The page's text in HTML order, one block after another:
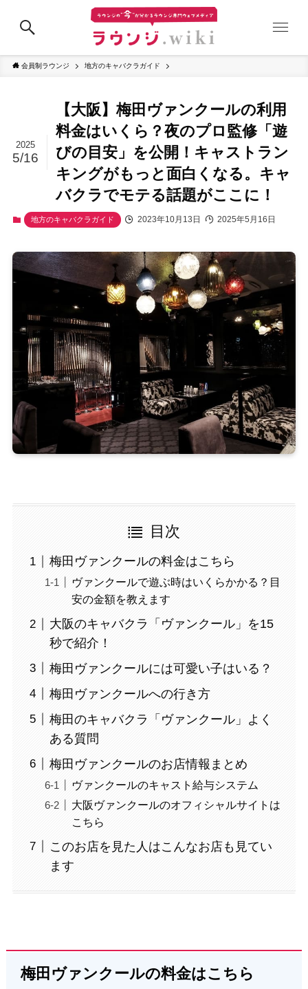
会員制ラウンジ 地方のキャバクラガイド
【大阪】梅田ヴァンクールの利用
料金はいくら？夜のプロ監修「遊
びの目安」を公開！キャストラン
キングがもっと面白くなる。キャ
バクラでモテる話題がここに！
2025
5/16
地方のキャバクラガイド 2023年10月13日 2025年5月16日
目次
梅田ヴァンクールの料金はこちら
ヴァンクールで遊ぶ時はいくらかかる？目
安の金額を教えます
大阪のキャバクラ「ヴァンクール」を15
秒で紹介！
梅田ヴァンクールには可愛い子はいる？
梅田ヴァンクールへの行き方
梅田のキャバクラ「ヴァンクール」よく
ある質問
梅田ヴァンクールのお店情報まとめ
ヴァンクールのキャスト給与システム
大阪ヴァンクールのオフィシャルサイトは
こちら
このお店を見た人はこんなお店も見てい
ます
梅田ヴァンクールの料金はこちら